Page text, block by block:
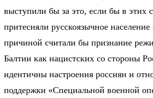
выступили бы за это, если бы в этих
притесняли русскоязычное
причиной считали бы признание
Балтии как нацистских со стороны
идентичны настроения россиян и
поддержки «Специальной военной